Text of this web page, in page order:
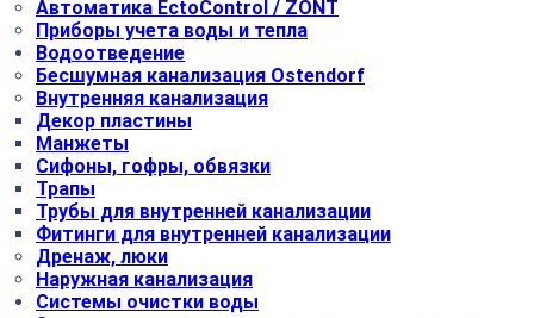
Автоматика EctoControl / ZONT
Приборы учета воды и тепла
Водоотведение
Бесшумная канализация Ostendorf
Внутренняя канализация
Декор пластины
Манжеты
Сифоны, гофры, обвязки
Трапы
Трубы для внутренней канализации
Фитинги для внутренней канализации
Дренаж, люки
Наружная канализация
Системы очистки воды